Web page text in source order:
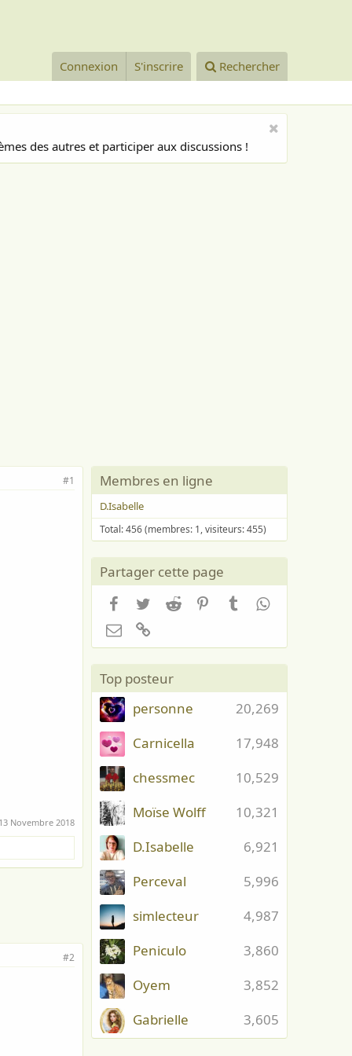
Connexion S'inscrire Rechercher
des autres et participer aux discussions !
#1
Novembre 2018
#2
Membres en ligne
D.Isabelle
Total: 456 (membres: 1, visiteurs: 455)
Partager cette page
Facebook
TwitterReddit PinterestTumblrWhatsApp
Email
Top posteur
20,269
personne
17,948
Carnicella
10,529
chessmec
10,321
Moïse Wolff
6,921
D.Isabelle
5,996
Perceval
4,987
simlecteur
3,860
Peniculo
3,852
Oyem
3,605
Gabrielle